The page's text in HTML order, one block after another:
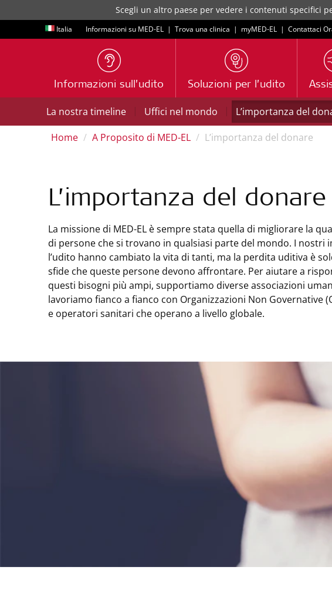
Scegli un altro paese per vedere i contenuti specifici
Italia Informazioni su MED-EL | Trova una clinica | myMED‑EL | Contattaci
Informazioni sull’udito Soluzioni per l’udito
La nostra timeline | Uffici nel mondo |
L’importanza del
Home
A Proposito di MED-EL L’importanza del donare
L’importanza del donare
La missione di MED-EL è sempre stata quella di migliorare la
di persone che si trovano in qualsiasi parte del mondo. I nostri
l’udito hanno cambiato la vita di tanti, ma la perdita uditiva è
sfide che queste persone devono affrontare. Per aiutare a
questi bisogni più ampi, supportiamo diverse associazioni
lavoriamo fianco a fianco con Organizzazioni Non Governative
e operatori sanitari che operano a livello globale.